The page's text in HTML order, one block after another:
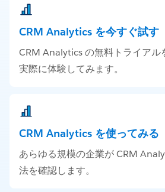
CRM Analytics を今すぐ試す
CRM Analytics の無料トライアル
実際に体験してみます。
CRM Analytics を使ってみる
あらゆる規模の企業が CRM
法を確認します。